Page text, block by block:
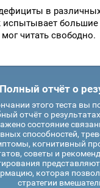
в
испытывает большие
читать свободно.
Полный отчёт о
этого теста вы
отчёт о
состояние
способностей,
когнитивный
советы и
которая
стратегии